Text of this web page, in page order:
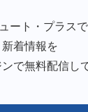
ート・プラス
新着情報を
ンで無料配信し